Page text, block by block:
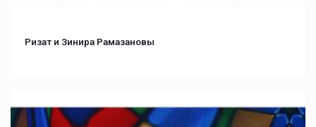
Ризат и Зинира Рамазановы